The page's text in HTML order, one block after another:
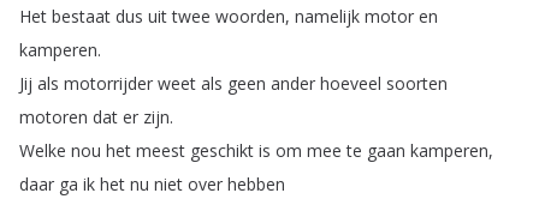
Het bestaat dus uit twee woorden, namelijk motor en
kamperen.
Jij als motorrijder weet als geen ander hoeveel soorten
motoren dat er zijn.
Welke nou het meest geschikt is om mee te gaan kamperen,
daar ga ik het nu niet over hebben